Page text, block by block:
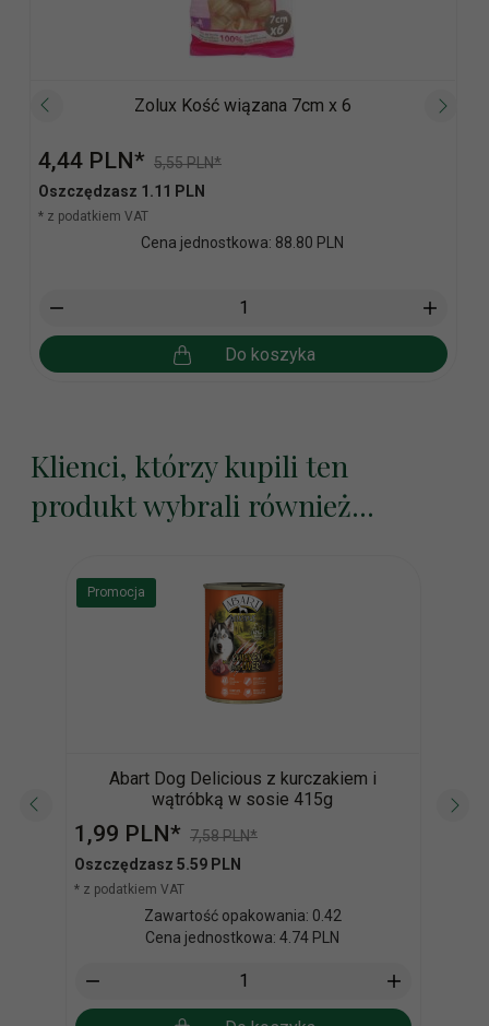
Zolux Kość wiązana 7cm x 6
4,44 PLN* 5,55 PLN*
Oszczędzasz 1.11 PLN
* z podatkiem VAT
Cena jednostkowa: 88.80 PLN
Do koszyka
Klienci, którzy kupili ten
produkt wybrali również...
Promocja
Abart Dog Delicious z kurczakiem i
wątróbką w sosie 415g
1,99 PLN* 7,58 PLN*
Oszczędzasz 5.59 PLN
* z podatkiem VAT
Zawartość opakowania: 0.42
Cena jednostkowa: 4.74 PLN